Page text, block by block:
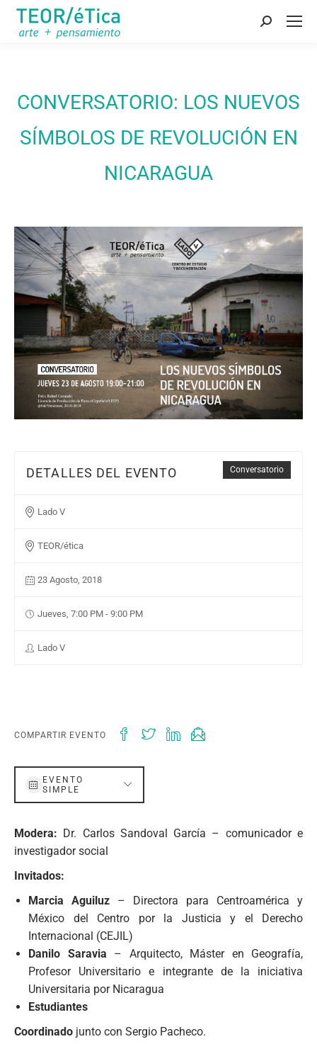
Buscar:
CONVERSATORIO: LOS NUEVOS
SÍMBOLOS DE REVOLUCIÓN EN
NICARAGUA
Conversatorio
DETALLES DEL EVENTO
Lado V
TEOR/ética
23 Agosto, 2018
Jueves, 7:00 PM - 9:00 PM
Lado V
COMPARTIR EVENTO
EVENTO
SIMPLE
Modera: Dr. Carlos Sandoval García – comunicador e
investigador social
Invitados:
Marcia Aguiluz – Directora para Centroamérica y
México del Centro por la Justicia y el Derecho
Internacional (CEJIL)
Danilo Saravia – Arquitecto, Máster en Geografía,
Profesor Universitario e integrante de la iniciativa
Universitaria por Nicaragua
Estudiantes
Coordinado junto con Sergio Pacheco.